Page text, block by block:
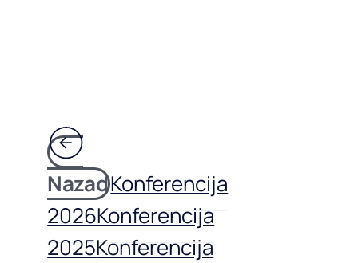
NazadKonferencija
2026Konferencija
2025Konferencija